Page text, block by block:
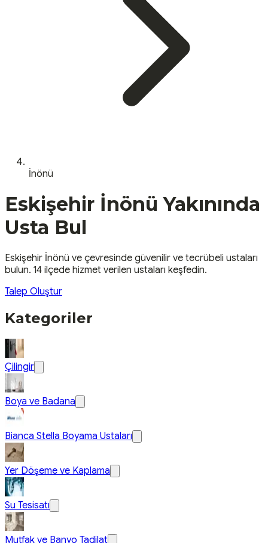
İnönü
Eskişehir İnönü Yakınında
Usta Bul
Eskişehir İnönü ve çevresinde güvenilir ve tecrübeli ustaları
bulun. 14 ilçede hizmet verilen ustaları keşfedin.
Talep Oluştur
Kategoriler
Çilingir
Boya ve Badana
Bianca Stella Boyama Ustaları
Yer Döşeme ve Kaplama
Su Tesisatı
Mutfak ve Banyo Tadilat